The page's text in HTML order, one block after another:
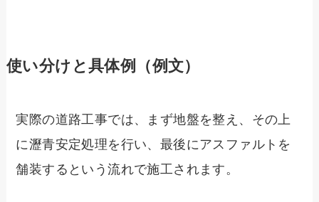
使い分けと具体例（例文）
実際の道路工事では、まず地盤を整え、その上
に瀝青安定処理を行い、最後にアスファルトを
舗装するという流れで施工されます。